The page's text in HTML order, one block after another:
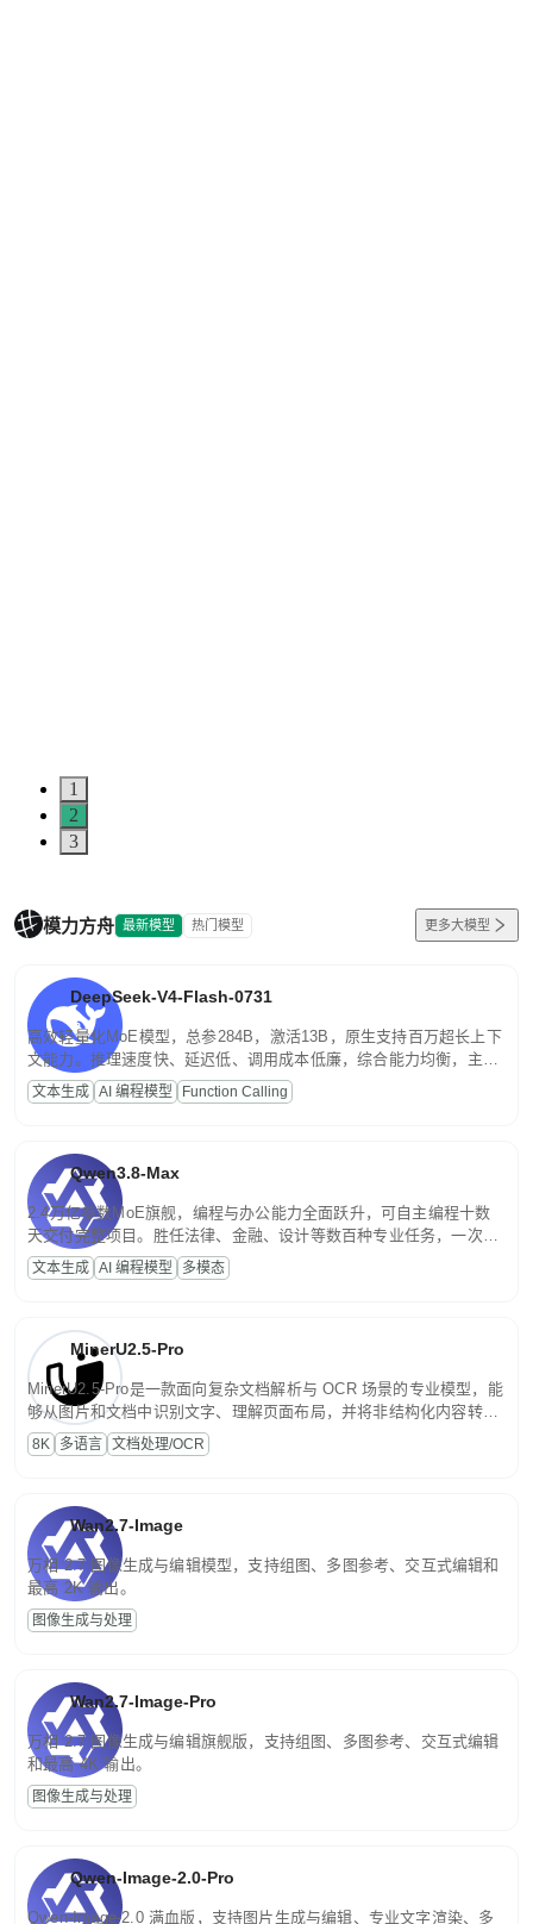
1
2
3
模力方舟 最新模型 热门模型 更多大模型
DeepSeek-V4-Flash-0731
高效轻量化MoE模型，总参284B，激活13B，原生支持百万超长上下
文能力。推理速度快、延迟低、调用成本低廉，综合能力均衡，主打
高并发、轻量化任务，适合日常对话、内容创作、基础 RAG、批量
文案处理等普惠刚需场景。
文本生成 AI 编程模型 Function Calling
Qwen3.8-Max
2.4万亿参数MoE旗舰，编程与办公能力全面跃升，可自主编程十数
天交付完整项目。胜任法律、金融、设计等数百种专业任务，一次对
话端到端交付生产级成果。原生视觉理解贯穿规划、执行与验证全流
程，支持超长文档与长视频的深度语义解析。长程任务中自主规划与
文本生成 AI 编程模型 多模态
MinerU2.5-Pro
MinerU2.5-Pro是一款面向复杂文档解析与 OCR 场景的专业模型，能
够从图片和文档中识别文字、理解页面布局，并将非结构化内容转换
为便于存储、检索和二次处理的结构化结果。
8K 多语言 文档处理/OCR
Wan2.7-Image
万相 2.7 图像生成与编辑模型，支持组图、多图参考、交互式编辑和
最高 2K 输出。
图像生成与处理
Wan2.7-Image-Pro
万相 2.7 图像生成与编辑旗舰版，支持组图、多图参考、交互式编辑
和最高 4K 输出。
图像生成与处理
Qwen-Image-2.0-Pro
Qwen-Image-2.0 满血版，支持图片生成与编辑、专业文字渲染、多